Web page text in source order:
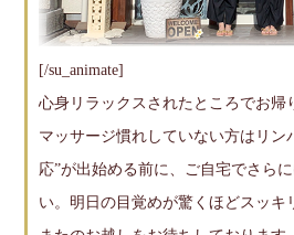
[/su_animate]
心身リラックスされたところでお帰
マッサージ慣れしていない方はリン
応”が出始める前に、ご自宅でさら
い。明日の目覚めが驚くほどスッキ